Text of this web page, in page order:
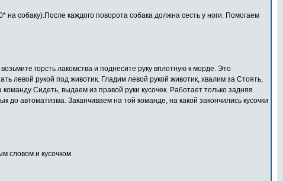
собаку).После каждого поворота собака должна сесть у ноги. Помогаем
горсть лакомства и поднесите руку вплотную к морде. Это
левой рукой под животик. Гладим левой рукой животик, хвалим за Стоять,
Сидеть, выдаем из правой руки кусочек. Работает только задняя
автоматизма. Заканчиваем на той команде, на какой закончились кусочки
словом и кусочком.